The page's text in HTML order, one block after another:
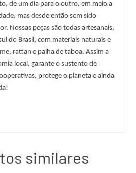
de um dia para o outro, em meio a
mas desde então sem sido
Nossas peças são todas artesanais,
do Brasil, com materiais naturais e
rattan e palha de taboa. Assim a
local, garante o sustento de
protege o planeta e ainda
similares